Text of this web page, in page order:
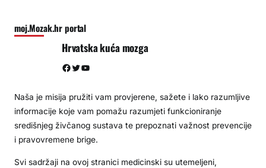
moj.Mozak.hr portal
Hrvatska kuća mozga
Facebook Twitter YouTube
Naša je misija pružiti vam provjerene, sažete i lako razumljive
informacije koje vam pomažu razumjeti funkcioniranje
središnjeg živčanog sustava te prepoznati važnost prevencije
i pravovremene brige.
Svi sadržaji na ovoj stranici medicinski su utemeljeni,